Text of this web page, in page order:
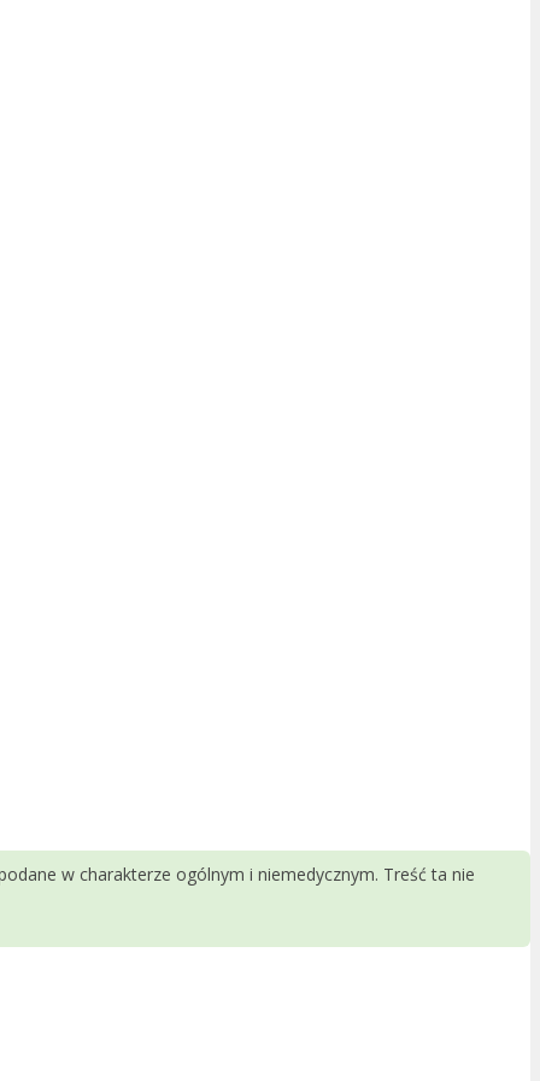
w charakterze ogólnym i niemedycznym. Treść ta nie